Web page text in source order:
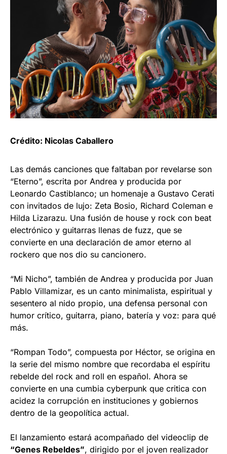
Crédito: Nicolas Caballero
Las demás canciones que faltaban por revelarse son
“Eterno”, escrita por Andrea y producida por
Leonardo Castiblanco; un homenaje a Gustavo Cerati
con invitados de lujo: Zeta Bosio, Richard Coleman e
Hilda Lizarazu. Una fusión de house y rock con beat
electrónico y guitarras llenas de fuzz, que se
convierte en una declaración de amor eterno al
rockero que nos dio su cancionero.
“Mi Nicho”, también de Andrea y producida por Juan
Pablo Villamizar, es un canto minimalista, espiritual y
sesentero al nido propio, una defensa personal con
humor crítico, guitarra, piano, batería y voz: para qué
más.
“Rompan Todo”, compuesta por Héctor, se origina en
la serie del mismo nombre que recordaba el espíritu
rebelde del rock and roll en español. Ahora se
convierte en una cumbia cyberpunk que critica con
acidez la corrupción en instituciones y gobiernos
dentro de la geopolítica actual.
El lanzamiento estará acompañado del videoclip de
“Genes Rebeldes”, dirigido por el joven realizador